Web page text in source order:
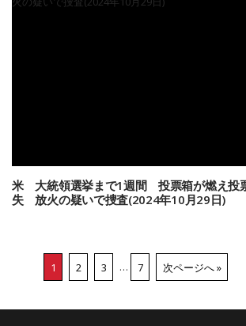
米 大統領選挙まで1週間 投票箱が燃え投
失 放火の疑いで捜査(2024年10月29日)
1 2 3 … 7 次ページへ »